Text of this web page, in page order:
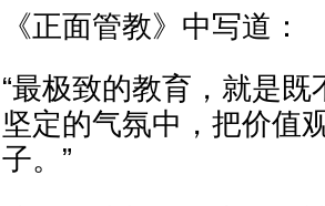
《正面管教》中写道：
“最极致的教育，就是
坚定的气氛中，把价值
子。”